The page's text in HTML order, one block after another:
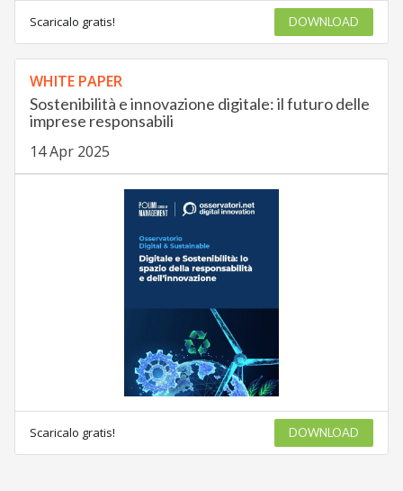
Scaricalo gratis! DOWNLOAD
WHITE PAPER
Sostenibilità e innovazione digitale: il futuro delle
imprese responsabili
14 Apr 2025
Scaricalo gratis! DOWNLOAD